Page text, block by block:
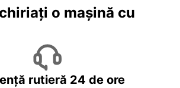
o mașină cu
rutieră 24 de ore